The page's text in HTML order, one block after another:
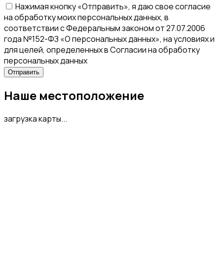
Нажимая кнопку «Отправить», я даю свое согласие
на обработку моих персональных данных, в
соответствии с Федеральным законом от 27.07.2006
года №152-ФЗ «О персональных данных», на условиях и
для целей, определенных в Согласии на обработку
персональных данных
Наше местоположение
загрузка карты...